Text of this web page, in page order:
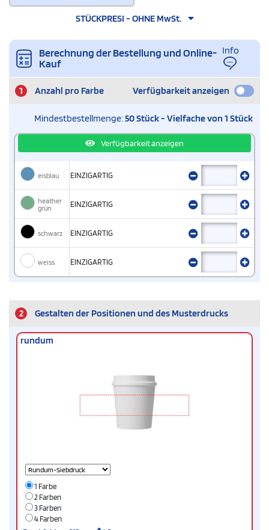
STÜCKPRESI - OHNE MwSt.
Berechnung der Bestellung und Online-
Kauf
Info
1 Anzahl pro Farbe Verfügbarkeit anzeigen
Mindestbestellmenge:50 Stück - Vielfache von 1 Stück
Verfügbarkeit anzeigen
eisblau EINZIGARTIG
heather
grün
EINZIGARTIG
schwarz EINZIGARTIG
weiss EINZIGARTIG
2 Gestalten der Positionen und des Musterdrucks
rundum
1 Farbe
2 Farben
3 Farben
4 Farben